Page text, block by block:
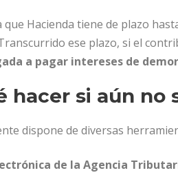
que Hacienda tiene de plazo
ese plazo, si el
a pagar intereses de
hacer si aún no
dispone de diversas
de la Agencia